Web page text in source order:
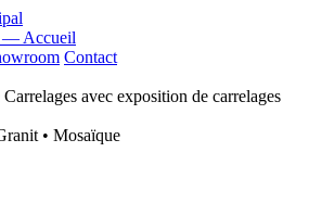
Contact
• Mosaïque